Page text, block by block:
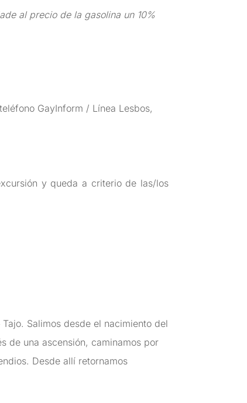
al precio de la gasolina un 10%
GayInform / Línea Lesbos,
y queda a criterio de las/los
Salimos desde el nacimiento del
de una ascensión, caminamos por
Desde allí retornamos